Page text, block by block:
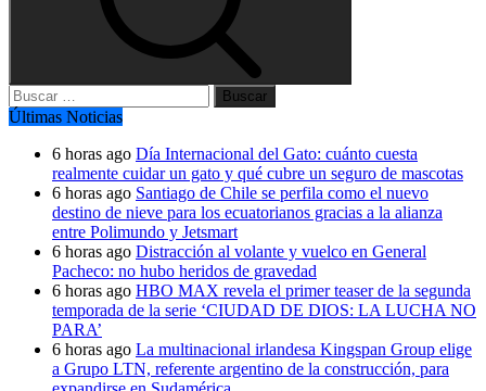
Buscar:
Últimas Noticias
6 horas ago Día Internacional del Gato: cuánto cuesta
realmente cuidar un gato y qué cubre un seguro de mascotas
6 horas ago Santiago de Chile se perfila como el nuevo
destino de nieve para los ecuatorianos gracias a la alianza
entre Polimundo y Jetsmart
6 horas ago Distracción al volante y vuelco en General
Pacheco: no hubo heridos de gravedad
6 horas ago HBO MAX revela el primer teaser de la segunda
temporada de la serie ‘CIUDAD DE DIOS: LA LUCHA NO
PARA’
6 horas ago La multinacional irlandesa Kingspan Group elige
a Grupo LTN, referente argentino de la construcción, para